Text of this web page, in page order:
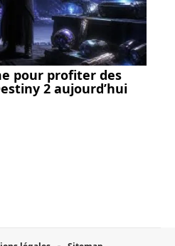
pour profiter des
2 aujourd’hui